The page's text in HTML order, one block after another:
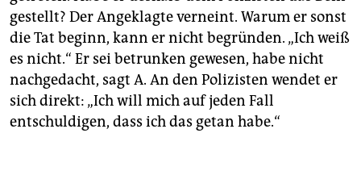
gestellt? Der Angeklagte verneint. Warum er sonst
die Tat beginn, kann er nicht begründen. „Ich weiß
es nicht.“ Er sei betrunken gewesen, habe nicht
nachgedacht, sagt A. An den Polizisten wendet er
sich direkt: „Ich will mich auf jeden Fall
entschuldigen, dass ich das getan habe.“